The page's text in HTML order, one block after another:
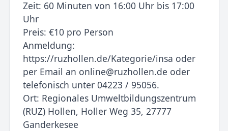
Zeit: 60 Minuten von 16:00 Uhr bis 17:00
Uhr
Preis: €10 pro Person
Anmeldung:
https://ruzhollen.de/Kategorie/insa oder
per Email an online@ruzhollen.de oder
telefonisch unter 04223 / 95056.
Ort: Regionales Umweltbildungszentrum
(RUZ) Hollen, Holler Weg 35, 27777
Ganderkesee